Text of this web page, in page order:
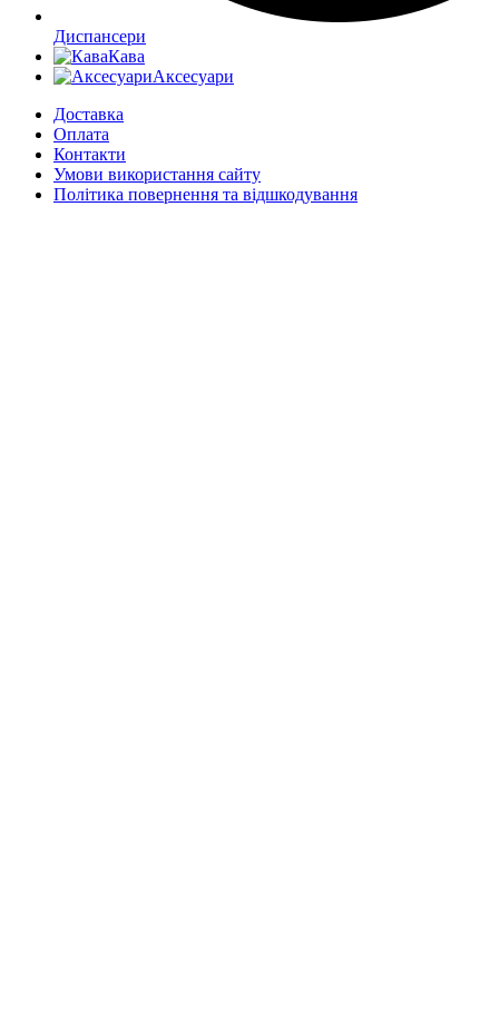
Диспансери
Кава
Аксесуари
Доставка
Оплата
Контакти
Умови використання сайту
Політика повернення та відшкодування